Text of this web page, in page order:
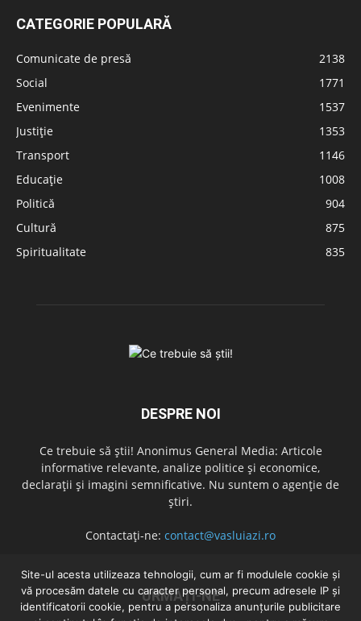
CATEGORIE POPULARĂ
Comunicate de presă
2138
Social
1771
Evenimente
1537
Justiție
1353
Transport
1146
Educație
1008
Politică
904
Cultură
875
Spiritualitate
835
DESPRE NOI
Ce trebuie să știi! Anonimus General Media: Articole
informative relevante, analize politice și economice,
declarații și imagini semnificative. Nu suntem o agenție de
știri.
Contactați-ne: contact@vasluiazi.ro
URMAȚI-NE
Site-ul acesta utilizeaza tehnologii, cum ar fi modulele cookie și
vă procesăm datele cu caracter personal, precum adresele IP și
identificatorii cookie, pentru a personaliza anunțurile publicitare